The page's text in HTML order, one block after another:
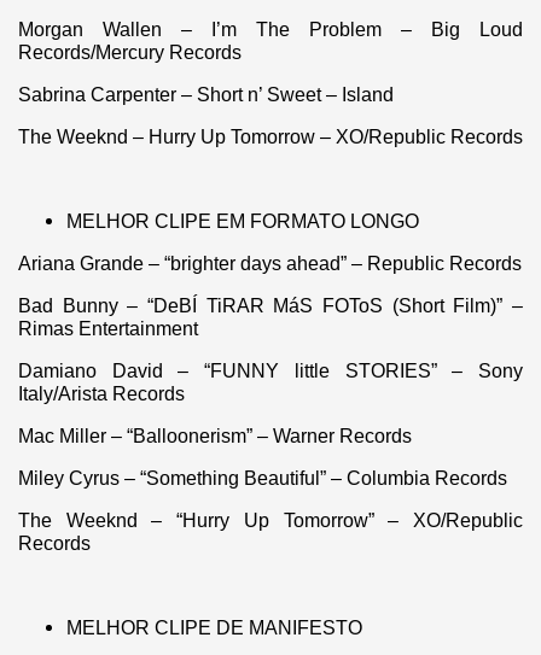
Morgan Wallen – I’m The Problem – Big Loud
Records/Mercury Records
Sabrina Carpenter – Short n’ Sweet – Island
The Weeknd – Hurry Up Tomorrow – XO/Republic Records
MELHOR CLIPE EM FORMATO LONGO
Ariana Grande – “brighter days ahead” – Republic Records
Bad Bunny – “DeBÍ TiRAR MáS FOToS (Short Film)” –
Rimas Entertainment
Damiano David – “FUNNY little STORIES” – Sony
Italy/Arista Records
Mac Miller – “Balloonerism” – Warner Records
Miley Cyrus – “Something Beautiful” – Columbia Records
The Weeknd – “Hurry Up Tomorrow” – XO/Republic
Records
MELHOR CLIPE DE MANIFESTO